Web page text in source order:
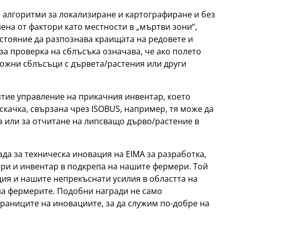
за локализиране и картографиране и без
от фактори като местности в „мъртви зони“,
да разпознава краищата на редовете и
проверка на сблъсъка означава, че ако полето
сблъсъци с дървета/растения или други
управление на прикачния инвентар, което
свързана чрез ISOBUS, например, тя може да
или за отчитане на липсващо дърво/растение в
за техническа иновация на EIMA за разработка,
и инвентар в подкрепа на нашите фермери. Той
и нашите непрекъснати усилия в областта на
фермерите. Подобни награди не само
на иновациите, за да служим по-добре на